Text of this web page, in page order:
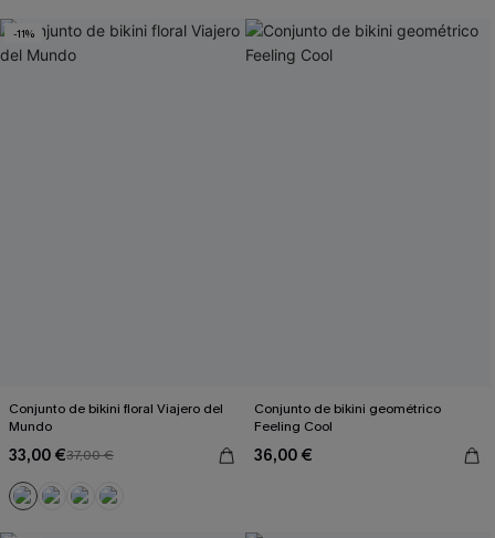
-11%
Conjunto de bikini floral Viajero del
Mundo
33,00 €37,00 €
Conjunto de bikini geométrico
Feeling Cool
36,00 €